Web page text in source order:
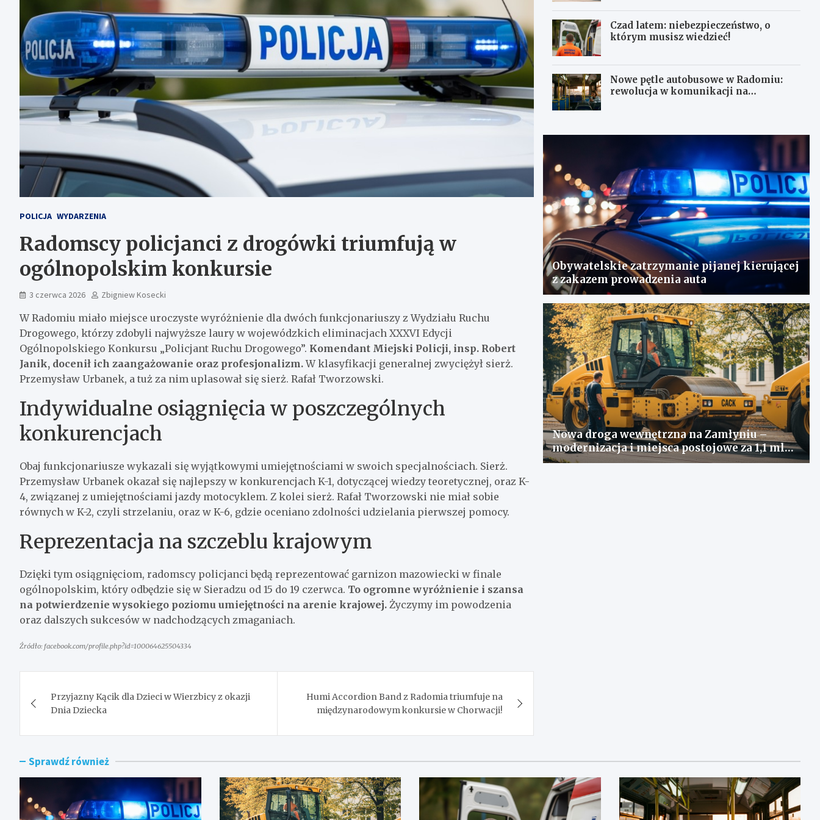
POLICJA WYDARZENIA
Radomscy policjanci z drogówki triumfują w
ogólnopolskim konkursie
3 czerwca 2026 Zbigniew Kosecki
W Radomiu miało miejsce uroczyste wyróżnienie dla dwóch funkcjonariuszy z Wydziału Ruchu
Drogowego, którzy zdobyli najwyższe laury w wojewódzkich eliminacjach XXXVI Edycji
Ogólnopolskiego Konkursu „Policjant Ruchu Drogowego”. Komendant Miejski Policji, insp. Robert
Janik, docenił ich zaangażowanie oraz profesjonalizm.W klasyfikacji generalnej zwyciężył sierż.
Przemysław Urbanek, a tuż za nim uplasował się sierż. Rafał Tworzowski.
Indywidualne osiągnięcia w poszczególnych
konkurencjach
Obaj funkcjonariusze wykazali się wyjątkowymi umiejętnościami w swoich specjalnościach. Sierż.
Przemysław Urbanek okazał się najlepszy w konkurencjach K-1, dotyczącej wiedzy teoretycznej, oraz K-
4, związanej z umiejętnościami jazdy motocyklem. Z kolei sierż. Rafał Tworzowski nie miał sobie
równych w K-2, czyli strzelaniu, oraz w K-6, gdzie oceniano zdolności udzielania pierwszej pomocy.
Reprezentacja na szczeblu krajowym
Dzięki tym osiągnięciom, radomscy policjanci będą reprezentować garnizon mazowiecki w finale
ogólnopolskim, który odbędzie się w Sieradzu od 15 do 19 czerwca. To ogromne wyróżnienie i szansa
na potwierdzenie wysokiego poziomu umiejętności na arenie krajowej. Życzymy im powodzenia
oraz dalszych sukcesów w nadchodzących zmaganiach.
Źródło: facebook.com/profile.php?id=100064625504334
wpisu
Przyjazny Kącik dla Dzieci w Wierzbicy z okazji
Dnia Dziecka
Humi Accordion Band z Radomia triumfuje na
międzynarodowym konkursie w Chorwacji!
Czad latem: niebezpieczeństwo, o
którym musisz wiedzieć!
Nowe pętle autobusowe w Radomiu:
rewolucja w komunikacji na
Obywatelskie zatrzymanie pijanej kierującej
z zakazem prowadzenia auta
Nowa droga wewnętrzna na Zamłyniu –
modernizacja i miejsca postojowe za 1,1 mln
zł
Sprawdź również